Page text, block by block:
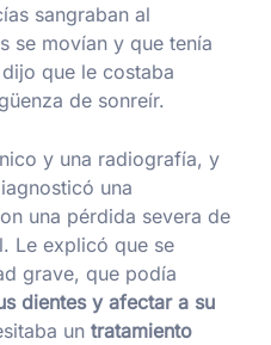
sangraban al
se movían y que tenía
que le costaba
de sonreír.
y una radiografía, y
una
una pérdida severa de
Le explicó que se
grave, que podía
dientes y afectar a su
un tratamiento